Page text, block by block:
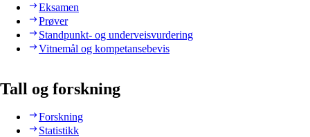
Eksamen
Prøver
Standpunkt- og underveisvurdering
Vitnemål og kompetansebevis
Tall og forskning
Forskning
Statistikk